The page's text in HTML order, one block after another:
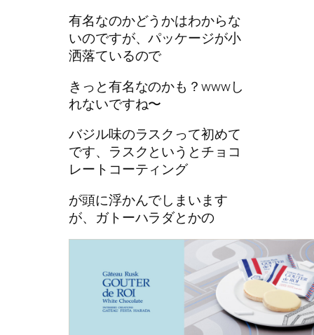
有名なのかどうかはわからな
いのですが、パッケージが小
洒落ているので
きっと有名なのかも？wwwし
れないですね〜
バジル味のラスクって初めて
です、ラスクというとチョコ
レートコーティング
が頭に浮かんでしまいます
が、ガトーハラダとかの